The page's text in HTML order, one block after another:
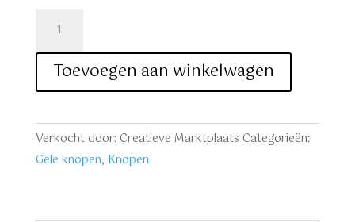
knopen
6
stuks
Toevoegen aan winkelwagen
Verkocht door: Creatieve Marktplaats Categorieën:
Gele knopen, Knopen